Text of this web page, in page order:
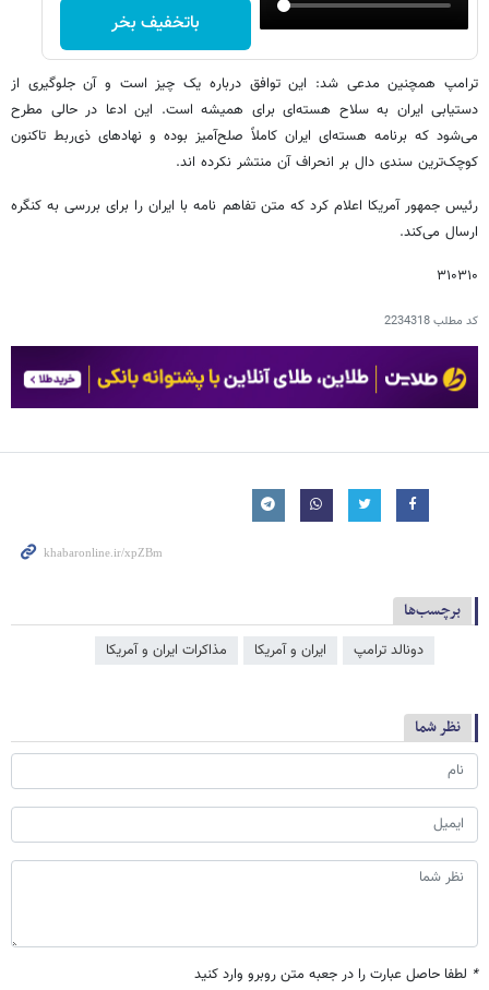
باتخفیف بخر
ترامپ همچنین مدعی شد: این توافق درباره یک چیز است و آن جلوگیری از
دستیابی ایران به سلاح هسته‌ای برای همیشه است. این ادعا در حالی مطرح
می‌شود که برنامه هسته‌ای ایران کاملاً صلح‌آمیز بوده و نهادهای ذی‌ربط تاکنون
کوچک‌ترین سندی دال بر انحراف آن منتشر نکرده اند.
رئیس جمهور آمریکا اعلام کرد که متن تفاهم نامه با ایران را برای بررسی به کنگره
ارسال می‌کند.
۳۱۰۳۱۰
کد مطلب2234318
برچسب‌ها
دونالد ترامپ ایران و آمریکا مذاکرات ایران و آمریکا
نظر شما
* لطفا حاصل عبارت را در جعبه متن روبرو وارد کنید